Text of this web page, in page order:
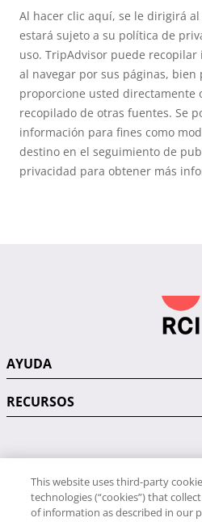
Al hacer clic aquí, se le dirigirá
estará sujeto a su política de
uso. TripAdvisor puede
al navegar por sus páginas,
proporcione usted directamente
recopilado de otras fuentes. Se
información para fines como
destino en el seguimiento de
privacidad para obtener más
AYUDA
RECURSOS
PÓNGASE EN
This website uses third-party
technologies (“cookies”) that
of information as described in our